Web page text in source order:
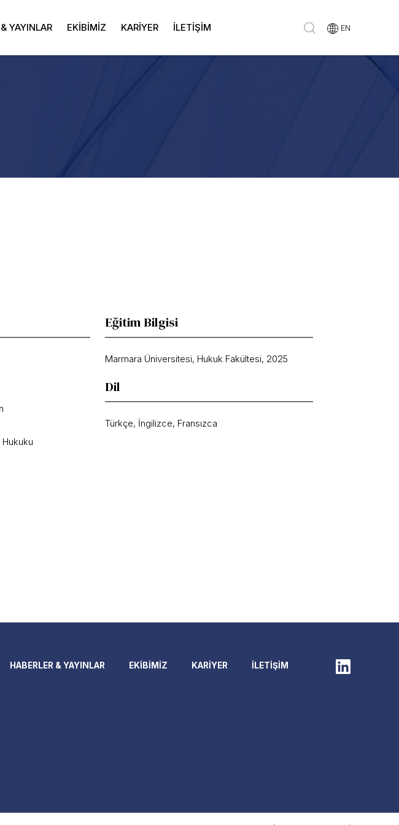
YAYINLAR EKİBİMİZ KARİYER İLETİŞİM EN
Eğitim Bilgisi
Marmara Üniversitesi, Hukuk Fakültesi, 2025
Dil
Türkçe, İngilizce, Fransızca
HABERLER & YAYINLAR EKİBİMİZ KARİYER İLETİŞİM